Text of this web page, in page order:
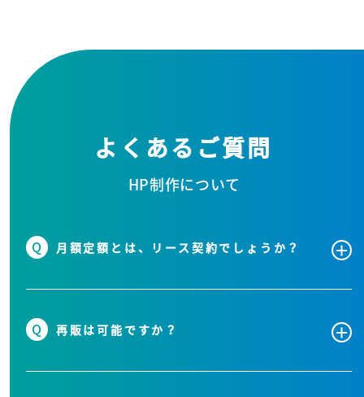
よくあるご質問
HP制作について
Q 月額定額とは、リース契約でしょうか？
Q 再販は可能ですか？